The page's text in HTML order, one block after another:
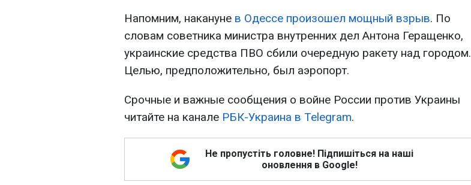
Напомним, накануне в Одессе произошел мощный взрыв. По
словам советника министра внутренних дел Антона Геращенко,
украинские средства ПВО сбили очередную ракету над городом.
Целью, предположительно, был аэропорт.
Срочные и важные сообщения о войне России против Украины
читайте на канале РБК-Украина в Telegram.
Не пропустіть головне! Підпишіться на наші
оновлення в Google!